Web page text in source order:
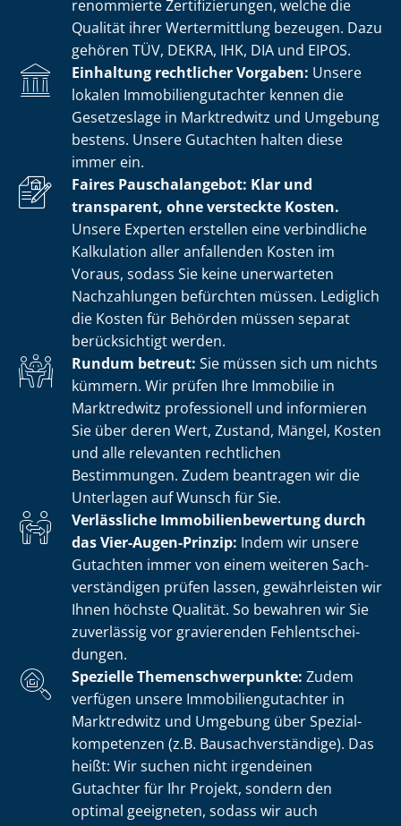
renommierte Zer­ti­fi­zie­run­gen, welche die
Qualität ihrer Wertermittlung bezeugen. Dazu
gehören TÜV, DEKRA, IHK, DIA und EIPOS.
Einhaltung rechtlicher Vorgaben: Unsere
lokalen Im­mo­bi­li­en­gut­ach­ter kennen die
Gesetzeslage in Marktredwitz und Umgebung
bestens. Unsere Gutachten halten diese
immer ein.
Faires Pauschalangebot: Klar und
transparent, ohne versteckte Kosten.
Unsere Experten erstellen eine verbindliche
Kalkulation aller anfallenden Kosten im
Voraus, sodass Sie keine unerwarteten
Nachzahlungen befürchten müssen. Lediglich
die Kosten für Behörden müssen separat
berücksichtigt werden.
Rundum betreut: Sie müssen sich um nichts
kümmern. Wir prüfen Ihre Immobilie in
Marktredwitz professionell und informieren
Sie über deren Wert, Zustand, Mängel, Kosten
und alle relevanten rechtlichen
Bestimmungen. Zudem beantragen wir die
Unterlagen auf Wunsch für Sie.
Verlässliche Im­mo­bi­li­en­be­wer­tung durch
das Vier-Augen-Prinzip: Indem wir unsere
Gutachten immer von einem weiteren Sach­
ver­stän­di­gen prüfen lassen, gewährleisten wir
Ihnen höchste Qualität. So bewahren wir Sie
zuverlässig vor gravierenden Fehl­ent­schei­
dun­gen.
Spezielle The­men­schwer­punk­te: Zudem
verfügen unsere Im­mo­bi­li­en­gut­ach­ter in
Marktredwitz und Umgebung über Spe­zi­al­
kom­pe­ten­zen (z.B. Bau­sach­ver­stän­di­ge). Das
heißt: Wir suchen nicht irgendeinen
Gutachter für Ihr Projekt, sondern den
optimal geeigneten, sodass wir auch